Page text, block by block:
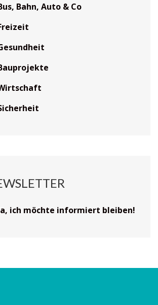
Bahn, Auto & Co
ich möchte informiert bleiben!